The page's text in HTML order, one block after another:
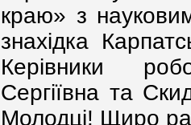
краю» з
знахідка
Керівники
Сергіївна та
Молодці! Щиро